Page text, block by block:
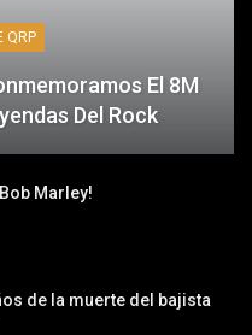
QRP
El 8M
Del Rock
Marley!
de la muerte del bajista